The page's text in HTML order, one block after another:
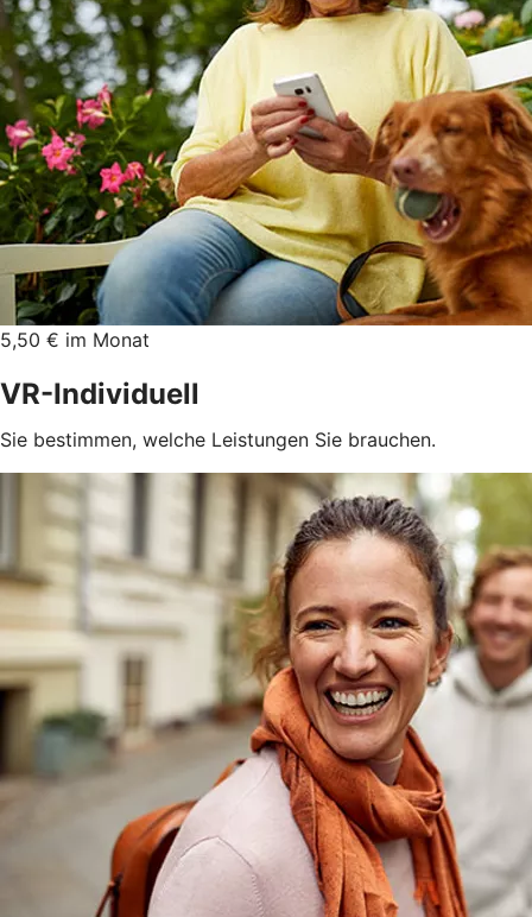
5,50 € im Monat
VR-Individuell
Sie bestimmen, welche Leistungen Sie brauchen.